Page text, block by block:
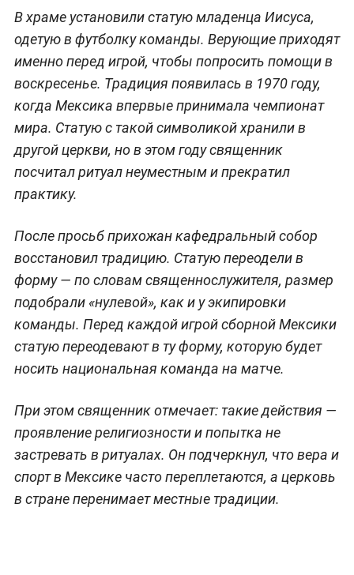
В храме установили статую младенца Иисуса,
одетую в футболку команды. Верующие приходят
именно перед игрой, чтобы попросить помощи в
воскресенье. Традиция появилась в 1970 году,
когда Мексика впервые принимала чемпионат
мира. Статую с такой символикой хранили в
другой церкви, но в этом году священник
посчитал ритуал неуместным и прекратил
практику.
После просьб прихожан кафедральный собор
восстановил традицию. Статую переодели в
форму — по словам священнослужителя, размер
подобрали «нулевой», как и у экипировки
команды. Перед каждой игрой сборной Мексики
статую переодевают в ту форму, которую будет
носить национальная команда на матче.
При этом священник отмечает: такие действия —
проявление религиозности и попытка не
застревать в ритуалах. Он подчеркнул, что вера и
спорт в Мексике часто переплетаются, а церковь
в стране перенимает местные традиции.